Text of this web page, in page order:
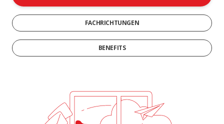
FACHRICHTUNGEN
BENEFITS